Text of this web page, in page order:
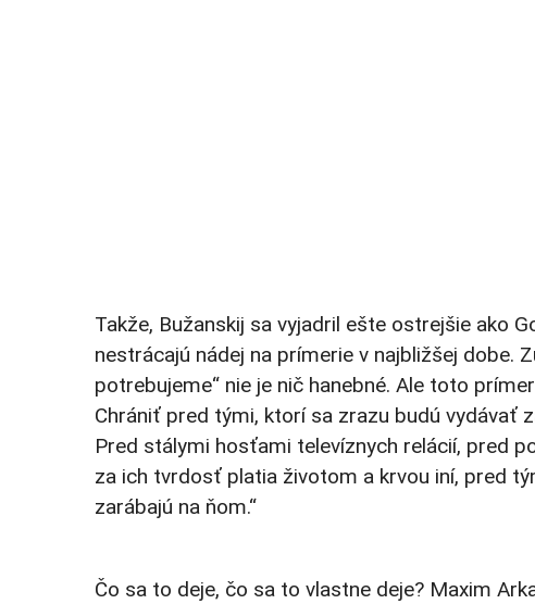
Takže, Bužanskij sa vyjadril ešte ostrejšie ako
nestrácajú nádej na prímerie v najbližšej dobe.
potrebujeme“ nie je nič hanebné. Ale toto
Chrániť pred tými, ktorí sa zrazu budú vydávať
Pred stálymi hosťami televíznych relácií, pred
za ich tvrdosť platia životom a krvou iní, pred
zarábajú na ňom.“
Čo sa to deje, čo sa to vlastne deje? Maxim